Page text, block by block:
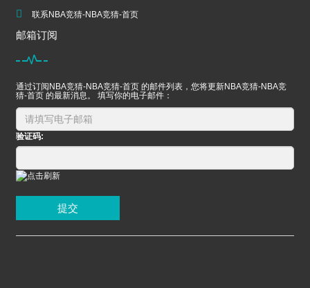
联系NBA竞猜-NBA竞猜-首页
邮箱订阅
通过订阅NBA竞猜-NBA竞猜-首页 的邮件列表，您将更新NBA竞猜-NBA竞
猜-首页 的最新消息。 填写你的电子邮件：
验证码:
提交